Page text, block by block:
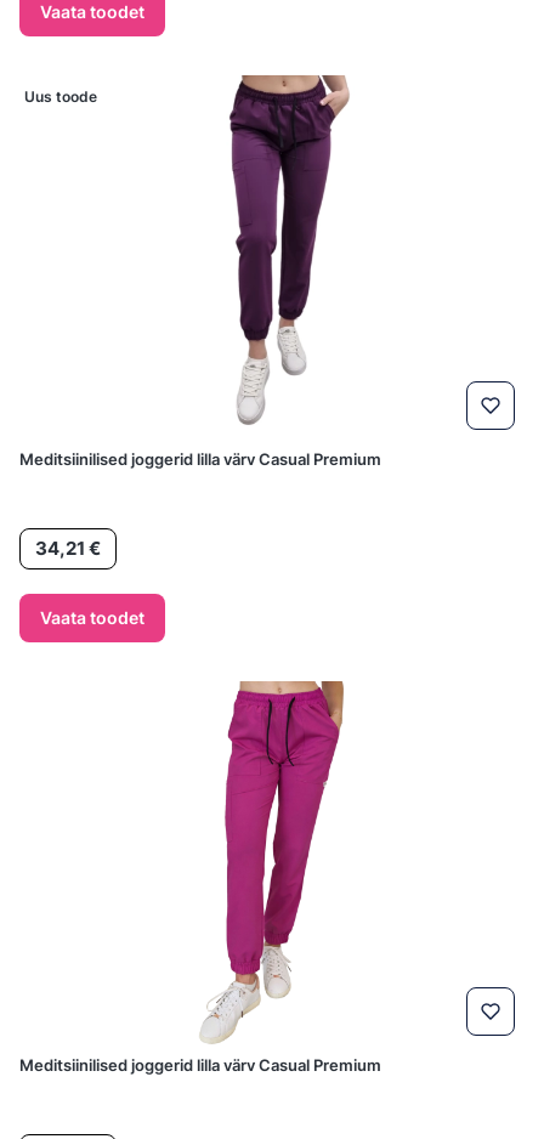
Vaata toodet
Uus toode
Meditsiinilised joggerid lilla värv Casual Premium
Hind
34,21 €
Vaata toodet
Meditsiinilised joggerid lilla värv Casual Premium